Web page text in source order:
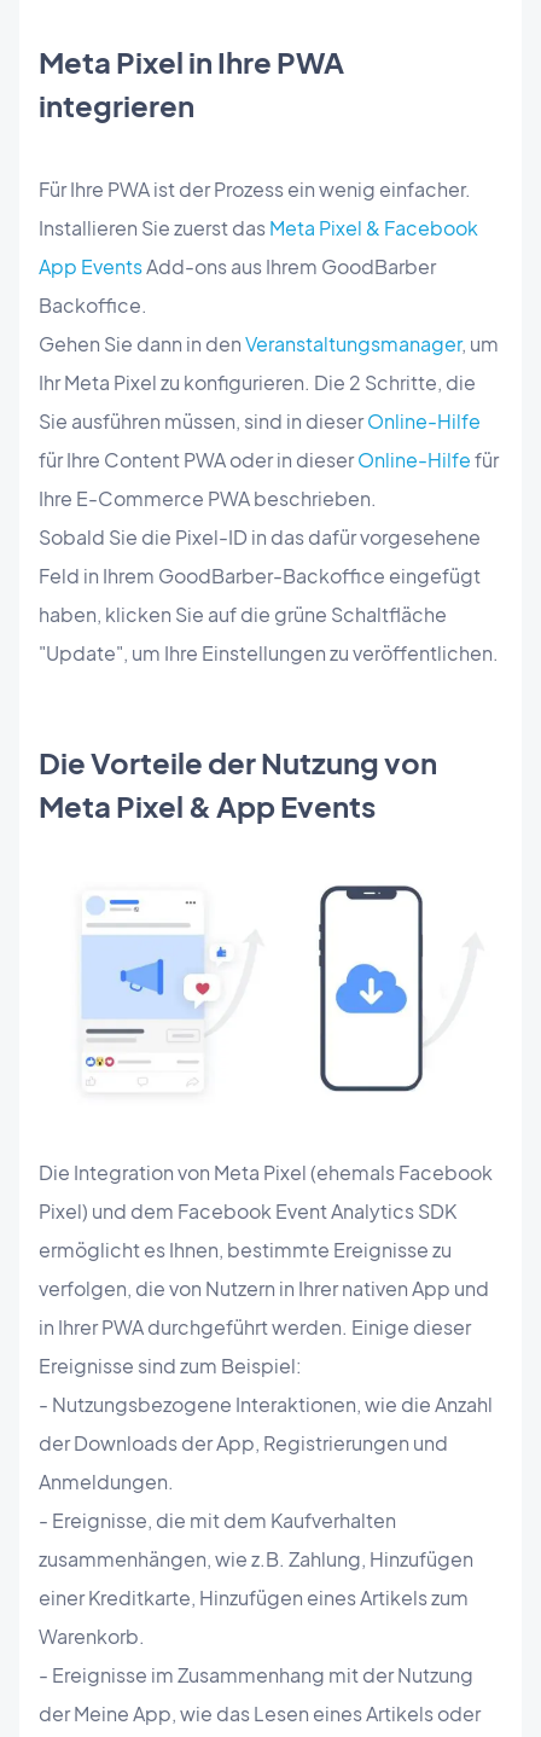
Meta Pixel in Ihre PWA
integrieren
Für Ihre PWA ist der Prozess ein wenig einfacher.
Installieren Sie zuerst dasMeta Pixel & Facebook
App EventsAdd-ons aus Ihrem GoodBarber
Backoffice.
Gehen Sie dann in denVeranstaltungsmanager, um
Ihr Meta Pixel zu konfigurieren. Die 2 Schritte, die
Sie ausführen müssen, sind in dieserOnline-Hilfe
für Ihre Content PWA oder in dieserOnline-Hilfefür
Ihre E-Commerce PWA beschrieben.
Sobald Sie die Pixel-ID in das dafür vorgesehene
Feld in Ihrem GoodBarber-Backoffice eingefügt
haben, klicken Sie auf die grüne Schaltfläche
"Update", um Ihre Einstellungen zu veröffentlichen.
Die Vorteile der Nutzung von
Meta Pixel & App Events
Die Integration von Meta Pixel (ehemals Facebook
Pixel) und dem Facebook Event Analytics SDK
ermöglicht es Ihnen, bestimmte Ereignisse zu
verfolgen, die von Nutzern in Ihrer nativen App und
in Ihrer PWA durchgeführt werden. Einige dieser
Ereignisse sind zum Beispiel:
- Nutzungsbezogene Interaktionen, wie die Anzahl
der Downloads der App, Registrierungen und
Anmeldungen.
- Ereignisse, die mit dem Kaufverhalten
zusammenhängen, wie z.B. Zahlung, Hinzufügen
einer Kreditkarte, Hinzufügen eines Artikels zum
Warenkorb.
- Ereignisse im Zusammenhang mit der Nutzung
der Meine App, wie das Lesen eines Artikels oder